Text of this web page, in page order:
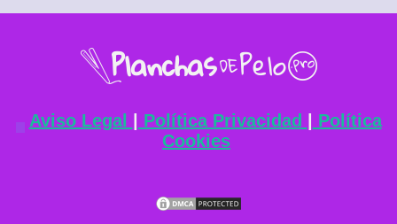
Aviso Legal Política Privacidad
Política
Cookies